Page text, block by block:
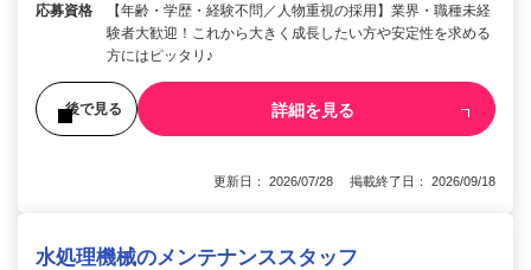
応募資格
【年齢・学歴・経験不問／人物重視の採用】業界・職種未経
験者大歓迎！これから大きく成長したい方や安定性を求める
方にはピッタリ♪
後で見る 詳細を見る
更新日： 2026/07/28 掲載終了日： 2026/09/18
水処理機械のメンテナンススタッフ